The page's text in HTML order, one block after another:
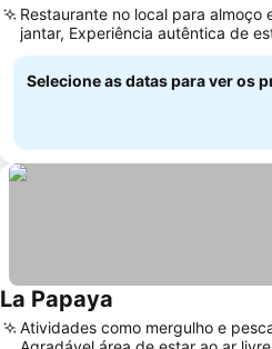
Restaurante no local para almoço
jantar, Experiência autêntica de
em convento
Selecione as datas para ver os
La Papaya
Atividades como mergulho e